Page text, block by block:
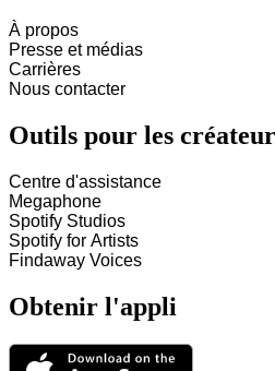
À propos
Presse et médias
Carrières
Nous contacter
Outils pour les
Centre d'assistance
Megaphone
Spotify Studios
Spotify for Artists
Findaway Voices
Obtenir l'appli